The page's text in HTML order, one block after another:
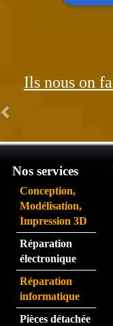
Ils nous on
Nos services
Conception,
Modélisation,
Impression 3D
Réparation
électronique
Réparation
informatique
Pièces détachée